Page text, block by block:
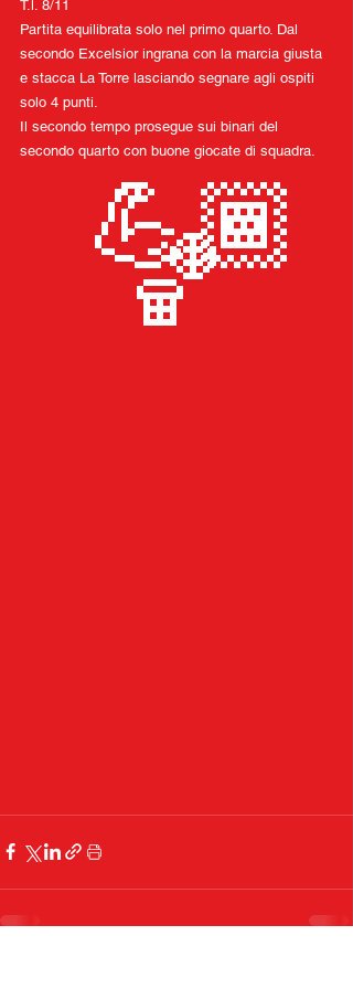
T.l. 8/11
Partita equilibrata solo nel primo quarto. Dal
secondo Excelsior ingrana con la marcia giusta
e stacca La Torre lasciando segnare agli ospiti
solo 4 punti.
Il secondo tempo prosegue sui binari del
secondo quarto con buone giocate di squadra.
💪🏾
🏀